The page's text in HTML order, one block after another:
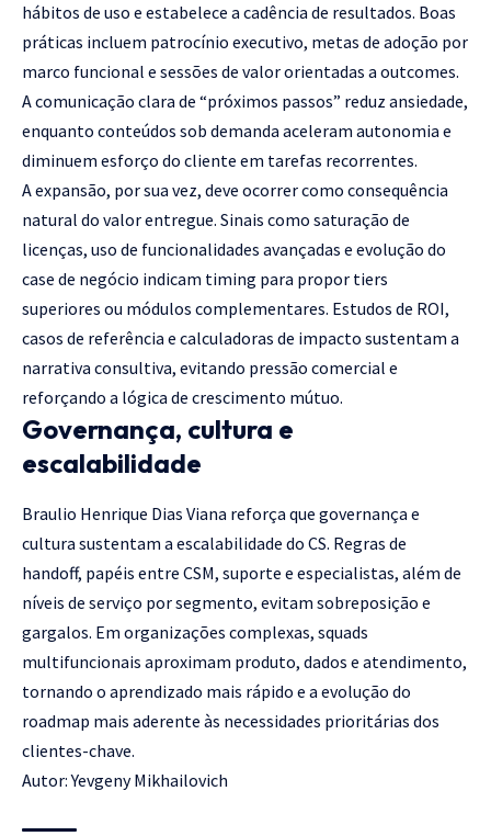
hábitos de uso e estabelece a cadência de resultados. Boas
práticas incluem patrocínio executivo, metas de adoção por
marco funcional e sessões de valor orientadas a outcomes.
A comunicação clara de “próximos passos” reduz ansiedade,
enquanto conteúdos sob demanda aceleram autonomia e
diminuem esforço do cliente em tarefas recorrentes.
A expansão, por sua vez, deve ocorrer como consequência
natural do valor entregue. Sinais como saturação de
licenças, uso de funcionalidades avançadas e evolução do
case de negócio indicam timing para propor tiers
superiores ou módulos complementares. Estudos de ROI,
casos de referência e calculadoras de impacto sustentam a
narrativa consultiva, evitando pressão comercial e
reforçando a lógica de crescimento mútuo.
Governança, cultura e
escalabilidade
Braulio Henrique Dias Viana reforça que governança e
cultura sustentam a escalabilidade do CS. Regras de
handoff, papéis entre CSM, suporte e especialistas, além de
níveis de serviço por segmento, evitam sobreposição e
gargalos. Em organizações complexas, squads
multifuncionais aproximam produto, dados e atendimento,
tornando o aprendizado mais rápido e a evolução do
roadmap mais aderente às necessidades prioritárias dos
clientes-chave.
Autor:Yevgeny Mikhailovich